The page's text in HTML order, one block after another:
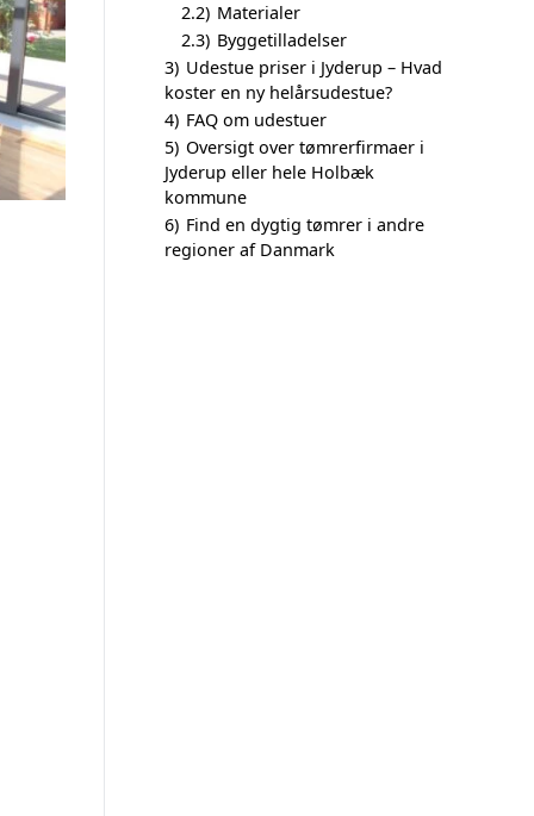
2.2) Materialer
2.3) Byggetilladelser
3) Udestue priser i Jyderup – Hvad
koster en ny helårsudestue?
4) FAQ om udestuer
5) Oversigt over tømrerfirmaer i
Jyderup eller hele Holbæk
kommune
6) Find en dygtig tømrer i andre
regioner af Danmark